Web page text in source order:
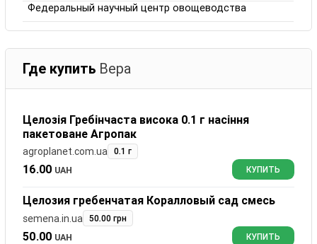
Федеральный научный центр овощеводства
Где купить Вера
Целозія Гребінчаста висока 0.1 г насіння
пакетоване Агропак
agroplanet.com.ua 0.1 г
16.00 UAH КУПИТЬ
Целозия гребенчатая Коралловый сад смесь
semena.in.ua 50.00 грн
50.00 UAH КУПИТЬ